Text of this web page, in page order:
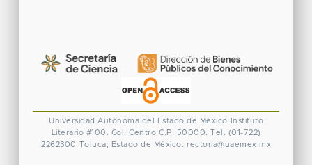
Universidad Autónoma del Estado de México
Instituto
Literario #100. Col. Centro C.P. 50000. Tel. (01-722)
2262300 Toluca, Estado de México. rectoria@uaemex.mx